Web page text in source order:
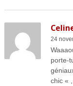
24
porte-
chic «